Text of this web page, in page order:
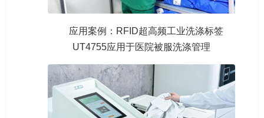
应用案例：RFID超高频工业洗涤标签
UT4755应用于医院被服洗涤管理